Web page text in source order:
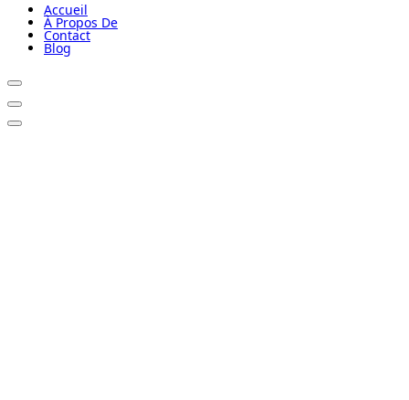
Accueil
À Propos De
Contact
Blog